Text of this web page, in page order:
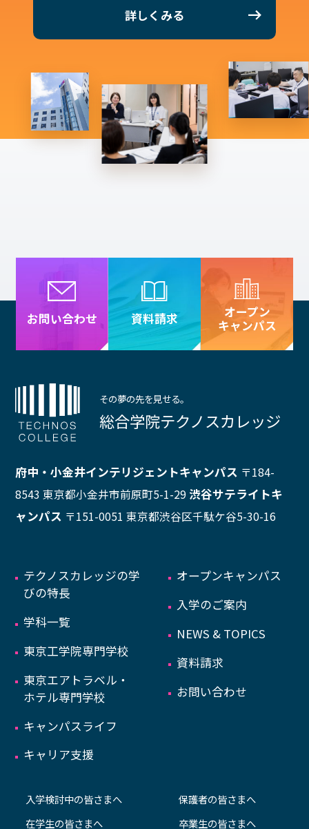
詳しくみる
お問い合わせ 資料請求
オープン
キャンパス
その夢の先を見せる。
総合学院テクノスカレッジ
府中・小金井インテリジェントキャンパス 〒184-
8543 東京都小金井市前原町5-1-29 渋谷サテライトキ
ャンパス 〒151-0051 東京都渋谷区千駄ケ谷5-30-16
テクノスカレッジの学
びの特長
学科一覧
東京工学院専門学校
東京エアトラベル・
ホテル専門学校
キャンパスライフ
キャリア支援
オープンキャンパス
入学のご案内
NEWS & TOPICS
資料請求
お問い合わせ
入学検討中の皆さまへ
在学生の皆さまへ
保護者の皆さまへ
卒業生の皆さまへ